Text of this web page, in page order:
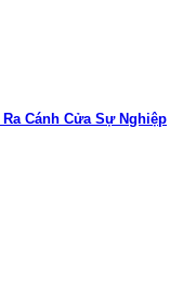
Cánh Cửa Sự Nghiệp